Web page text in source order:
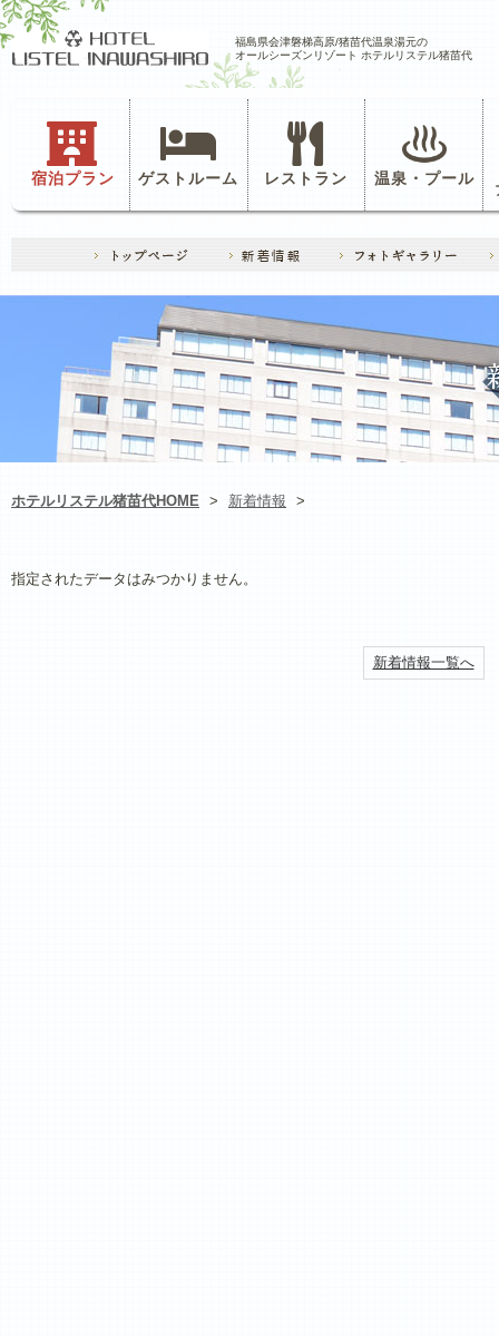
福島県会津磐梯高原/猪苗代温泉湯元の
オールシーズンリゾート ホテルリステル猪苗代
宿泊プラン ゲストルーム レストラン 温泉・プール
ホテルリステル猪苗代HOME > 新着情報 >
指定されたデータはみつかりません。
新着情報一覧へ